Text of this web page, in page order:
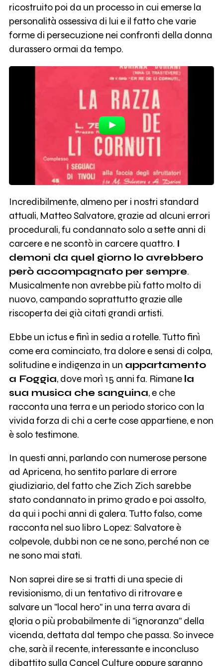
ricostruito poi da un processo in cui emerse la
personalità ossessiva di lui e il fatto che varie
forme di persecuzione nei confronti della donna
durassero ormai da tempo.
Incredibilmente, almeno per i nostri standard
attuali, Matteo Salvatore, grazie ad alcuni errori
procedurali, fu condannato solo a sette anni di
carcere e ne scontò in carcere quattro. I
demoni da quel giorno lo avrebbero
però accompagnato per sempre.
Musicalmente non avrebbe più fatto molto di
nuovo, campando soprattutto grazie alle
riscoperta dei già citati grandi artisti.
Ebbe un ictus e finì in sedia a rotelle. Tutto finì
come era cominciato, tra dolore e sensi di colpa,
solitudine e indigenza in un appartamento
a Foggia, dove morì 15 anni fa. Rimane la
sua musica che sanguina, e che
racconta una terra e un periodo storico con la
vivida forza di chi a certe cose appartiene, e non
è solo testimone.
In questi anni, parlando con numerose persone
ad Apricena, ho sentito parlare di errore
giudiziario, del fatto che Zich Zich sarebbe
stato condannato in primo grado e poi assolto,
da qui i pochi anni di galera. Tutto falso, come
racconta nel suo libro Lopez: Salvatore è
colpevole, dubbi non ce ne sono, perché non ce
ne sono mai stati.
Non saprei dire se si tratti di una specie di
revisionismo, di un tentativo di ritrovare e
salvare un "local hero" in una terra avara di
gloria o più probabilmente di "ignoranza" della
vicenda, dettata dal tempo che passa. So invece
che, sarà il recente, interessante e inconcluso
dibattito sulla Cancel Cultureoppure saranno